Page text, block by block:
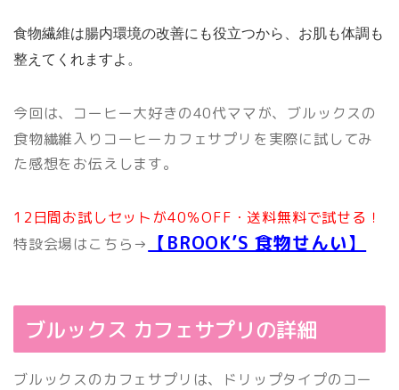
食物繊維は腸内環境の改善にも役立つから、お肌も体調も
整えてくれますよ。
今回は、コーヒー大好きの40代ママが、ブルックスの
食物繊維入りコーヒーカフェサプリ を実際に試してみ
た感想をお伝えします。
12日間お試しセットが40％OFF・送料無料で試せる！
特設会場はこちら→
【BROOK’S 食物せんい】
ブルックス カフェサプリの詳細
ブルックスのカフェサプリは、ドリップタイプのコー